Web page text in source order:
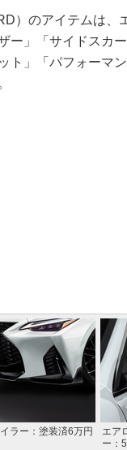
）のアイテムは、
ー」「サイドスカ
ト」「パフォーマ
ラー：塗装済6万円
エア
ー：